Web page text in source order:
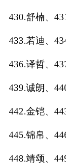
430.舒楠、
433.若迪、
436.译哲、
439.诚朗、
442.金铠、
445.锦帛、
448.靖颂、